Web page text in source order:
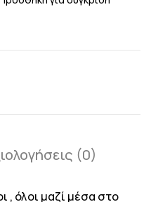
(0)
, όλοι μαζί μέσα στο